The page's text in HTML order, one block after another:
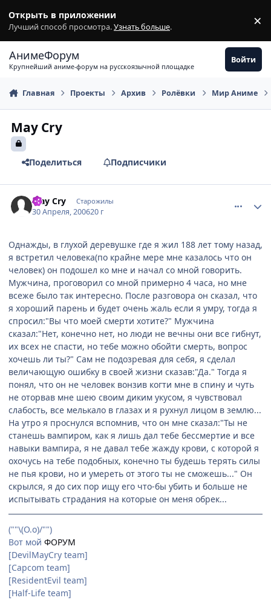
Открыть в приложении
Лучший способ просмотра.Узнать больше. ×
АнимеФорум
Крупнейший аниме-форум на русскоязычной площадке
Войти
Главная Проекты Архив Ролёвки Мир Аниме
May Cry
Поделиться Подписчики
May Cry Старожилы
30 Апреля, 200620 г
Однажды, в глухой деревушке где я жил 188 лет тому назад,
я встретил человека(по крайне мере мне казалось что он
человек) он подошел ко мне и начал со мной говорить.
Мужчина, проговорил со мной примерно 4 часа, но мне
всеже было так интересно. После разговора он сказал, что
я хороший парень и будет очень жаль если я умру, тогда я
спросил:"Вы что моей смерти хотите?" Мужчина
сказал:"Нет, конечно нет, но люди не вечны они все гибнут,
их всех не спасти, но тебе можно обойти смерть, вопрос
хочешь ли ты?" Сам не подозревая для себя, я сделал
величающую ошибку в своей жизни сказав:"Да." Тогда я
понял, что он не человек вонзив когти мне в спину и чуть
не оторвав мне шею своим диким укусом, я чувствовал
слабость, все мелькало в глазах и я рухнул лицом в землю...
На утро я проснулся вспомнив, что он мне сказал:"Ты не
станешь вампиром, как я лишь дал тебе бессмертие и все
навыки вампира, я не давал тебе жажду крови, с которой я
охочусь на тебе подобных, конечно ты будешь терять силы
не пья крови, но и умереть от этого ты не сможешь..." Он
скрылся, я до сих пор ищу его что-бы убить и больше не
испытывать страдания на которые он меня обрек...
(""\(О.о)/"")
Вот мой ФОРУМ
[DevilMayCry team]
[Capcom team]
[ResidentEvil team]
[Half-Life team]